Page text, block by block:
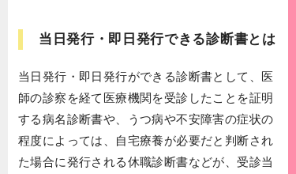
当日発行・即日発行できる診断書とは
当日発行・即日発行ができる診断書として、医
師の診察を経て医療機関を受診したことを証明
する病名診断書や、うつ病や不安障害の症状の
程度によっては、自宅療養が必要だと判断され
た場合に発行される休職診断書などが、受診当